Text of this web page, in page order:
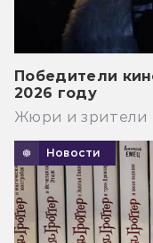
Победители
2026 году
Жюри и зрители
Новости